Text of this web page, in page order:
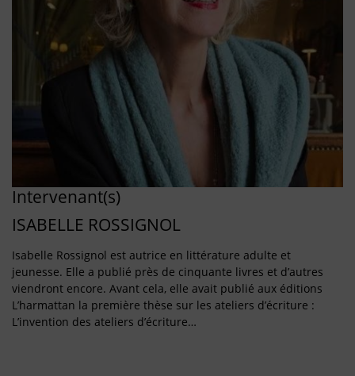
Intervenant(s)
ISABELLE ROSSIGNOL
Isabelle Rossignol est autrice en littérature adulte et
jeunesse. Elle a publié près de cinquante livres et d’autres
viendront encore. Avant cela, elle avait publié aux éditions
L’harmattan la première thèse sur les ateliers d’écriture :
L’invention des ateliers d’écriture…